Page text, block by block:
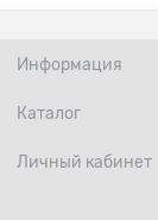
Информация
Каталог
Личный кабинет